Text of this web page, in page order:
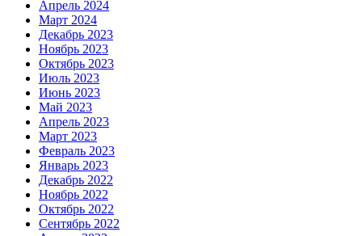
Апрель 2024
Март 2024
Декабрь 2023
Ноябрь 2023
Октябрь 2023
Июль 2023
Июнь 2023
Май 2023
Апрель 2023
Март 2023
Февраль 2023
Январь 2023
Декабрь 2022
Ноябрь 2022
Октябрь 2022
Сентябрь 2022